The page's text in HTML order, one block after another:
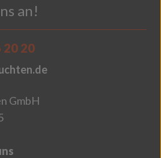
an!
20 20
GmbH